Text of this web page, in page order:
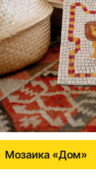
Мозаика «Дом»